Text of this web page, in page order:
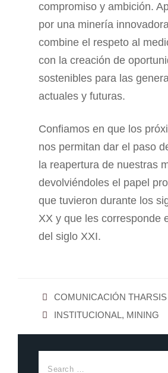
compromiso y ambición.
por una minería
combine el respeto al
con la creación de
sostenibles para las
actuales y futuras.
Confiamos en que los
nos permitan dar el paso
la reapertura de nuestras
devolviéndoles el papel
que tuvieron durante los
XX y que les corresponde
del siglo XXI.
COMUNICACIÓN
INSTITUCIONAL , MINING